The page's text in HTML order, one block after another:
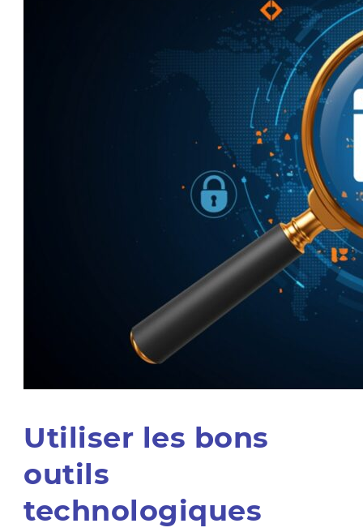
Utiliser les bons
outils
technologiques